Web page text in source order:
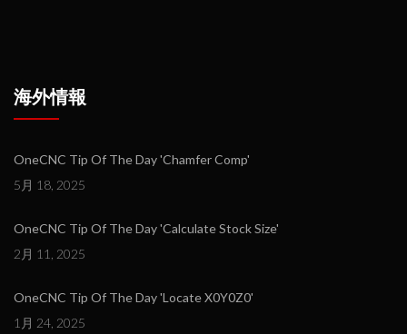
海外情報
OneCNC Tip Of The Day 'Chamfer Comp'
5月 18, 2025
OneCNC Tip Of The Day 'Calculate Stock Size'
2月 11, 2025
OneCNC Tip Of The Day 'Locate X0Y0Z0'
1月 24, 2025